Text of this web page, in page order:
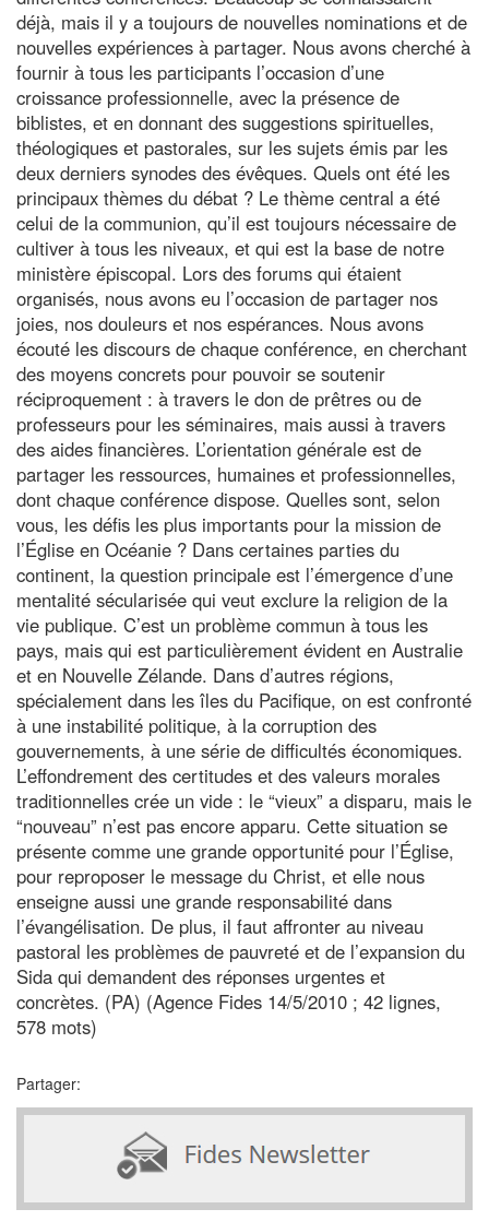
déjà, mais il y a toujours de nouvelles nominations et de
nouvelles expériences à partager. Nous avons cherché à
fournir à tous les participants l’occasion d’une
croissance professionnelle, avec la présence de
biblistes, et en donnant des suggestions spirituelles,
théologiques et pastorales, sur les sujets émis par les
deux derniers synodes des évêques. Quels ont été les
principaux thèmes du débat ? Le thème central a été
celui de la communion, qu’il est toujours nécessaire de
cultiver à tous les niveaux, et qui est la base de notre
ministère épiscopal. Lors des forums qui étaient
organisés, nous avons eu l’occasion de partager nos
joies, nos douleurs et nos espérances. Nous avons
écouté les discours de chaque conférence, en cherchant
des moyens concrets pour pouvoir se soutenir
réciproquement : à travers le don de prêtres ou de
professeurs pour les séminaires, mais aussi à travers
des aides financières. L’orientation générale est de
partager les ressources, humaines et professionnelles,
dont chaque conférence dispose. Quelles sont, selon
vous, les défis les plus importants pour la mission de
l’Église en Océanie ? Dans certaines parties du
continent, la question principale est l’émergence d’une
mentalité sécularisée qui veut exclure la religion de la
vie publique. C’est un problème commun à tous les
pays, mais qui est particulièrement évident en Australie
et en Nouvelle Zélande. Dans d’autres régions,
spécialement dans les îles du Pacifique, on est confronté
à une instabilité politique, à la corruption des
gouvernements, à une série de difficultés économiques.
L’effondrement des certitudes et des valeurs morales
traditionnelles crée un vide : le “vieux” a disparu, mais le
“nouveau” n’est pas encore apparu. Cette situation se
présente comme une grande opportunité pour l’Église,
pour reproposer le message du Christ, et elle nous
enseigne aussi une grande responsabilité dans
l’évangélisation. De plus, il faut affronter au niveau
pastoral les problèmes de pauvreté et de l’expansion du
Sida qui demandent des réponses urgentes et
concrètes. (PA) (Agence Fides 14/5/2010 ; 42 lignes,
578 mots)
Partager: